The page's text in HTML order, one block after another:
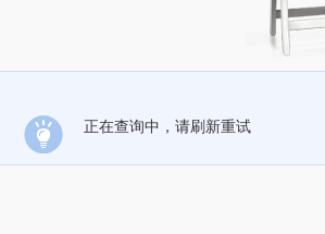
正在查询中，请刷新重试